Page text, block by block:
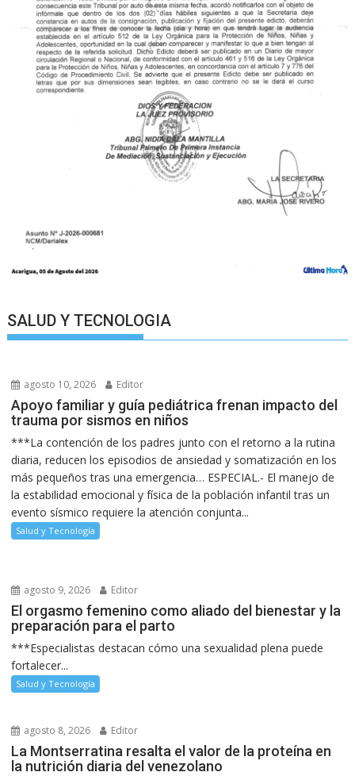
SALUD Y TECNOLOGIA
agosto 10, 2026 Editor
Apoyo familiar y guía pediátrica frenan impacto del
trauma por sismos en niños
***La contención de los padres junto con el retorno a la rutina
diaria, reducen los episodios de ansiedad y somatización en los
más pequeños tras una emergencia… ESPECIAL.- El manejo de
la estabilidad emocional y física de la población infantil tras un
evento sísmico requiere la atención conjunta...
Salud y Tecnología
agosto 9, 2026 Editor
El orgasmo femenino como aliado del bienestar y la
preparación para el parto
***Especialistas destacan cómo una sexualidad plena puede
fortalecer...
Salud y Tecnología
agosto 8, 2026 Editor
La Montserratina resalta el valor de la proteína en
la nutrición diaria del venezolano